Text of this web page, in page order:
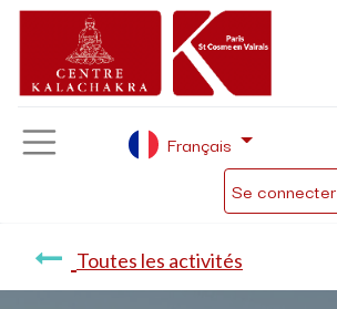
Se connecter
Français
Toutes les activités